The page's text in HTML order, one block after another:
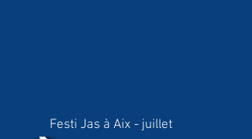
Festi Jas à Aix - juillet